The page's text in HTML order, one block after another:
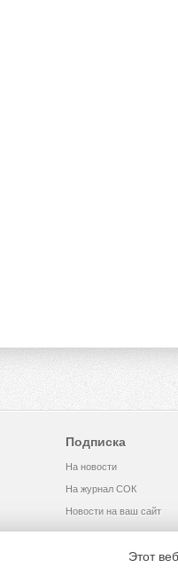
Подписка
На новости
На журнал СОК
Новости на ваш сайт
Этот